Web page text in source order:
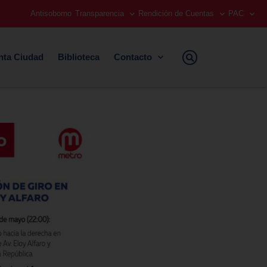
Antisoborno Transparencia Rendición de Cuentas PAC
Ciudad Biblioteca Contacto